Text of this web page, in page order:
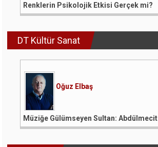
Renklerin Psikolojik Etkisi Gerçek mi?
DT Kültür Sanat
Oğuz Elbaş
Müziğe Gülümseyen Sultan: Abdülmecit